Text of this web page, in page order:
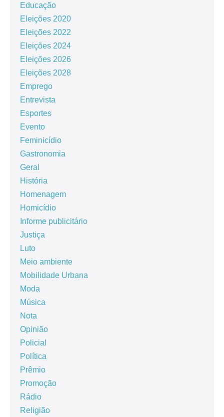
Educação
Eleições 2020
Eleições 2022
Eleições 2024
Eleições 2026
Eleições 2028
Emprego
Entrevista
Esportes
Evento
Feminicídio
Gastronomia
Geral
História
Homenagem
Homicídio
Informe publicitário
Justiça
Luto
Meio ambiente
Mobilidade Urbana
Moda
Música
Nota
Opinião
Policial
Política
Prêmio
Promoção
Rádio
Religião